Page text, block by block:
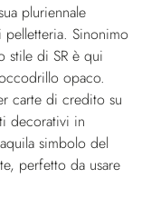
pluriennale
Sinonimo
stile di SR è qui
opaco.
carte di credito su
decorativi in
simbolo del
perfetto da usare